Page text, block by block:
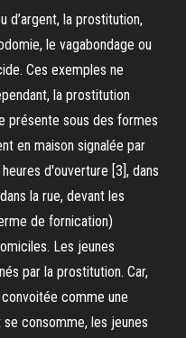
d’argent, la prostitution,
le vagabondage ou
Ces exemples ne
la prostitution
présente sous des formes
en maison signalée par
d'ouverture [3], dans
la rue, devant les
de fornication)
Les jeunes
par la prostitution. Car,
comme une
consomme, les jeunes